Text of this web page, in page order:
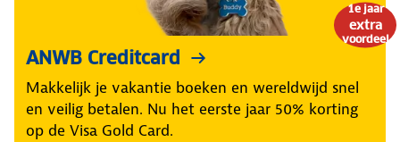
1e jaar
extra
voordeel
ANWB Creditcard
Makkelijk je vakantie boeken en wereldwijd snel
en veilig betalen. Nu het eerste jaar 50% korting
op de Visa Gold Card.